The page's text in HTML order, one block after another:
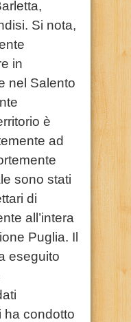
Si nota,
in
nel Salento
è
ad
sono stati
di
all’intera
Puglia. Il
eseguito
ha condotto